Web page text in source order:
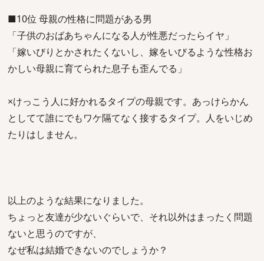
■10位 母親の性格に問題がある男
「子供のおばあちゃんになる人が性悪だったらイヤ」
「嫁いびりとかされたくないし、嫁をいびるような性格お
かしい母親に育てられた息子も歪んでる」
×けっこう人に好かれるタイプの母親です。あっけらかん
としてて誰にでもワケ隔てなく接するタイプ。人をいじめ
たりはしません。
以上のような結果になりました。
ちょっと友達が少ないぐらいで、それ以外はまったく問題
ないと思うのですが、
なぜ私は結婚できないのでしょうか？